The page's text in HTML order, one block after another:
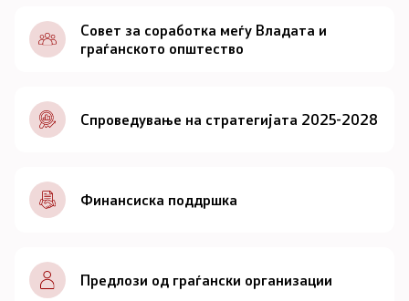
Документи
Совет
За советот
Документи
Записници и дневни редови од седниците на
Советот
Совет за соработка меѓу Владата и
граѓанското општество
Спроведување на стратегијата 2025-2028
Финансиска поддршка
Предлози од граѓански организации